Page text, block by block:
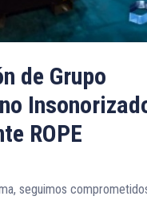
de Grupo
ROPE
seguimos